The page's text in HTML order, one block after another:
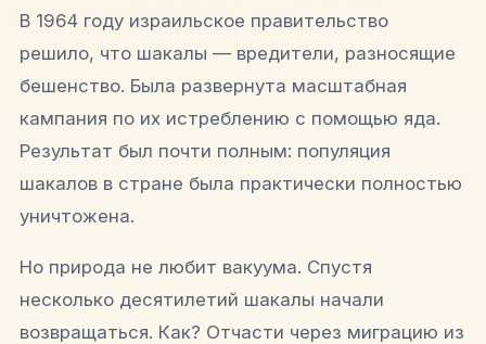
В 1964 году израильское правительство
решило, что шакалы — вредители, разносящие
бешенство. Была развернута масштабная
кампания по их истреблению с помощью яда.
Результат был почти полным: популяция
шакалов в стране была практически полностью
уничтожена.
Но природа не любит вакуума. Спустя
несколько десятилетий шакалы начали
возвращаться. Как? Отчасти через миграцию из